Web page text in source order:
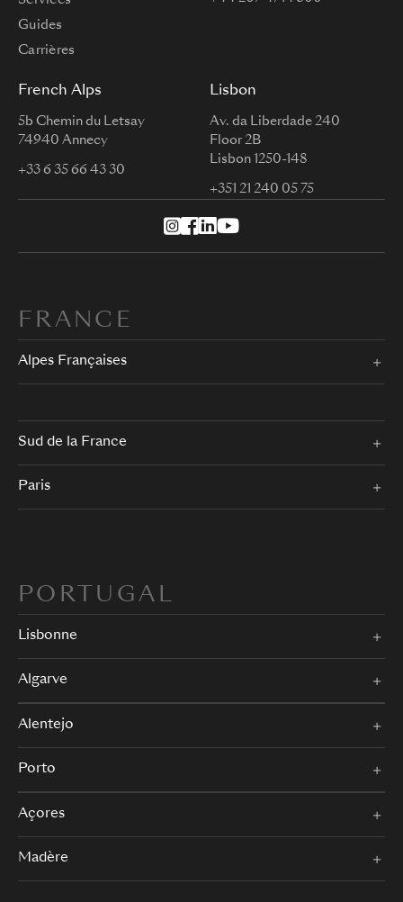
Guides
Carrières
French Alps
5b Chemin du Letsay
74940 Annecy
+33 6 35 66 43 30
Lisbon
Av. da Liberdade 240
Floor 2B
Lisbon 1250-148
+351 21 240 05 75
FRANCE
Alpes Françaises
Sud de la France
Paris
PORTUGAL
Lisbonne
Algarve
Alentejo
Porto
Açores
Madère